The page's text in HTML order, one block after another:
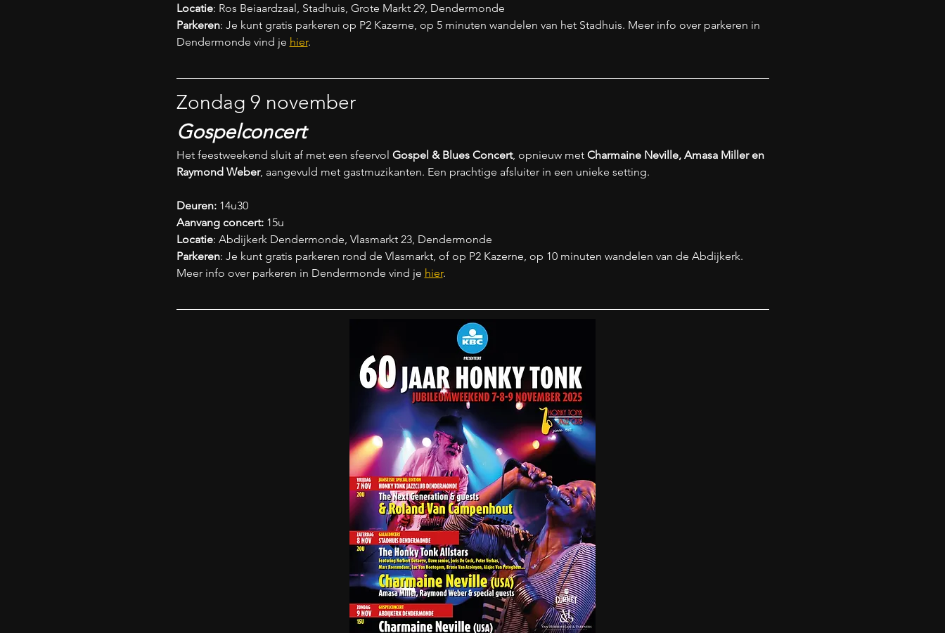
Locatie: Ros Beiaardzaal, Stadhuis, Grote Markt 29, Dendermonde
Parkeren: Je kunt gratis parkeren op P2 Kazerne, op 5 minuten wandelen van het Stadhuis. Meer info over parkeren in
Dendermonde vind je hier.
Zondag 9 november
Gospelconcert
Het feestweekend sluit af met een sfeervol Gospel & Blues Concert, opnieuw met Charmaine Neville, Amasa Miller en
Raymond Weber, aangevuld met gastmuzikanten. Een prachtige afsluiter in een unieke setting.
Deuren: 14u30
Aanvang concert: 15u
Locatie: Abdijkerk Dendermonde, Vlasmarkt 23, Dendermonde
Parkeren: Je kunt gratis parkeren rond de Vlasmarkt, of op P2 Kazerne, op 10 minuten wandelen van de Abdijkerk.
Meer info over parkeren in Dendermonde vind je hier.